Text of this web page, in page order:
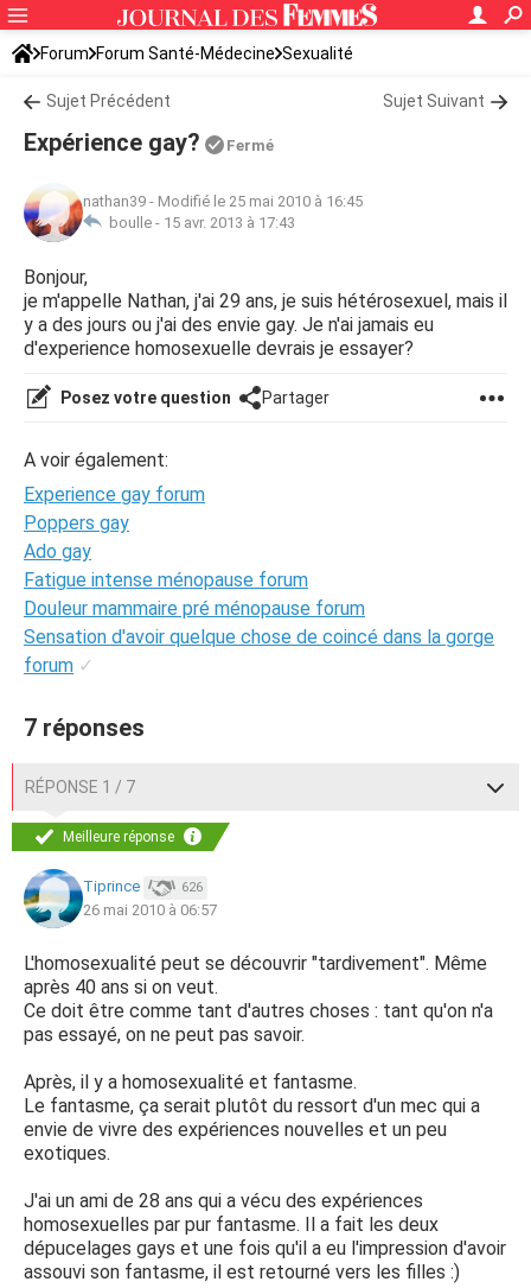
Forum Forum Santé-Médecine Sexualité
Sujet Précédent Sujet Suivant
Expérience gay? Fermé
nathan39 - Modifié le 25 mai 2010 à 16:45
boulle - 15 avr. 2013 à 17:43
Bonjour,
je m'appelle Nathan, j'ai 29 ans, je suis hétérosexuel, mais il
y a des jours ou j'ai des envie gay. Je n'ai jamais eu
d'experience homosexuelle devrais je essayer?
Posez votre question Partager
A voir également:
Experience gay forum
Poppers gay
Ado gay
Fatigue intense ménopause forum
Douleur mammaire pré ménopause forum
Sensation d'avoir quelque chose de coincé dans la gorge
forum ✓
7 réponses
RÉPONSE 1 / 7
Meilleure réponse
Tiprince 626
26 mai 2010 à 06:57
L'homosexualité peut se découvrir "tardivement". Même
après 40 ans si on veut.
Ce doit être comme tant d'autres choses : tant qu'on n'a
pas essayé, on ne peut pas savoir.
Après, il y a homosexualité et fantasme.
Le fantasme, ça serait plutôt du ressort d'un mec qui a
envie de vivre des expériences nouvelles et un peu
exotiques.
J'ai un ami de 28 ans qui a vécu des expériences
homosexuelles par pur fantasme. Il a fait les deux
dépucelages gays et une fois qu'il a eu l'impression d'avoir
assouvi son fantasme, il est retourné vers les filles :)